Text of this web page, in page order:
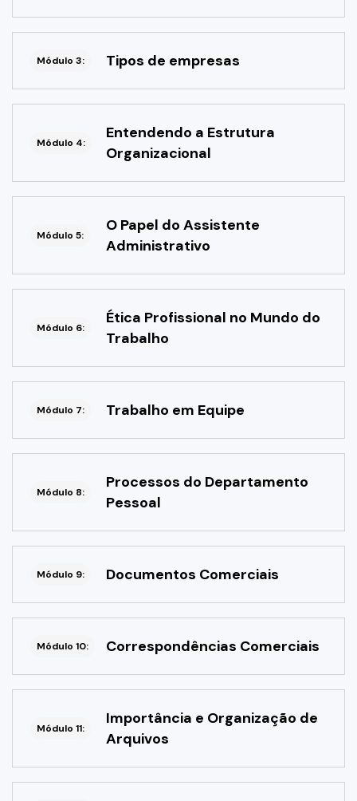
Módulo 3: Tipos de empresas
Módulo 4:
Entendendo a Estrutura
Organizacional
Módulo 5:
O Papel do Assistente
Administrativo
Módulo 6:
Ética Profissional no Mundo do
Trabalho
Módulo 7: Trabalho em Equipe
Módulo 8:
Processos do Departamento
Pessoal
Módulo 9: Documentos Comerciais
Módulo 10: Correspondências Comerciais
Módulo 11:
Importância e Organização de
Arquivos